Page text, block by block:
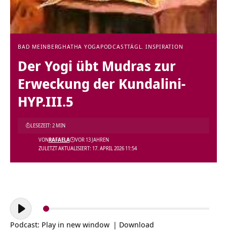
BAD MEINBERG HATHA YOGAPODCASTTÄGL. INSPIRATION
Der Yogi übt Mudras zur
Erweckung der Kundalini-
HYP.III.5
ZULETZT AKTUALISIERT: 17. APRIL 2026 11:54
VONRAFAELA VOR 13 JAHREN
LESEZEIT: 2 MIN
Audio-
Player
Podcast: Play in new window | Download